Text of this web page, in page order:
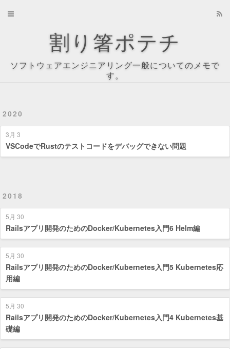
割り箸ポテチ
ソフトウェアエンジニアリング一般についてのメモで
す。
2020
3月 3
VSCodeでRustのテストコードをデバッグできない問題
2018
5月 30
Railsアプリ開発のためのDocker/Kubernetes入門6 Helm編
5月 30
Railsアプリ開発のためのDocker/Kubernetes入門5 Kubernetes応
用編
5月 30
Railsアプリ開発のためのDocker/Kubernetes入門4 Kubernetes基
礎編
Home
About
Tag Cloud
Tags